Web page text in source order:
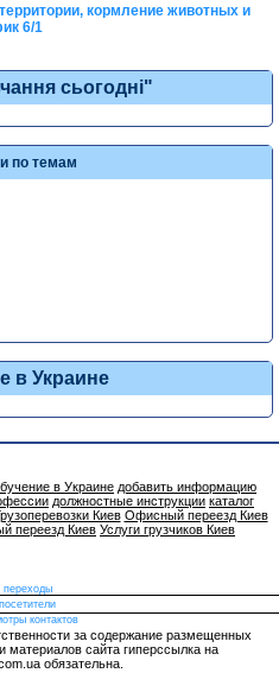
кормление животных и
6/1
сьогодні"
по темам
в Украине
в Украине добавить информацию
должностные инструкции каталог
Киев Офисный переезд Киев
переезд Киев Услуги грузчиков Киев
переходы
контактов
за содержание размещенных
материалов сайта гиперссылка на
обязательна.